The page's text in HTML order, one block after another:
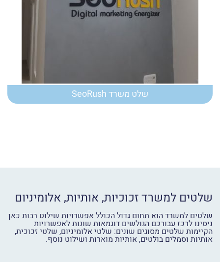
שלט משרד SeoRush
שלטים למשרד זכוכיות, אותיות, אלומיניום
שלטים למשרד הוא תחום גדול הכולל אפשרויות שילוט רבות כאן
ניסינו לרכז עבורכם הגולשים דוגמאות שונות לאפשרויות
הקיימות שלטים מסוגים שונים: שלטי אלומיניום, שלטי זכוכית,
אותיות וסמלים בולטים, אותיות מוארות ושילוט נוסף.